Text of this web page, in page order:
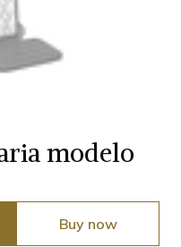
modelo
Buy now